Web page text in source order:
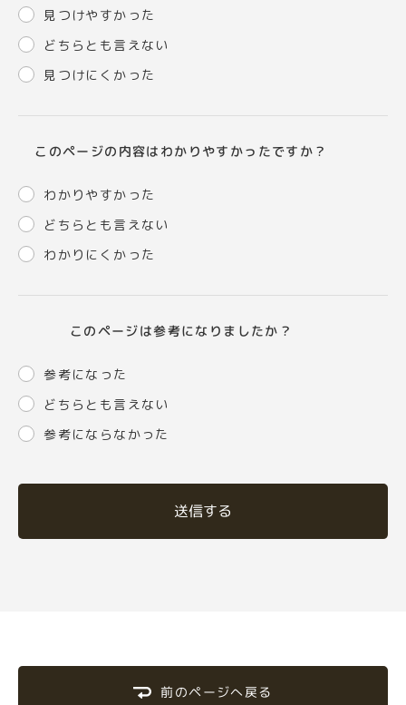
見つけやすかった
どちらとも言えない
見つけにくかった
このページの内容はわかりやすかったですか？
わかりやすかった
どちらとも言えない
わかりにくかった
このページは参考になりましたか？
参考になった
どちらとも言えない
参考にならなかった
送信する
前のページへ戻る